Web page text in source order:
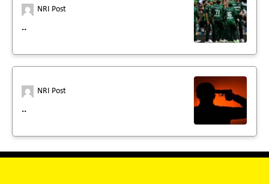
NRI Post
..
NRI Post
..